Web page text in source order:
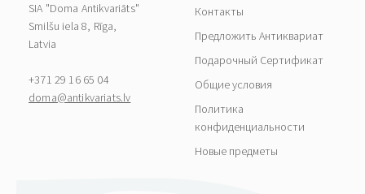
SIA "Doma Antikvariāts"
Smilšu iela 8, Rīga,
Latvia
+371 29 16 65 04
doma@antikvariats.lv
Контакты
Предложить Антиквариат
Подарочный Сертификат
Общие условия
Политика
конфиденциальности
Новые предметы